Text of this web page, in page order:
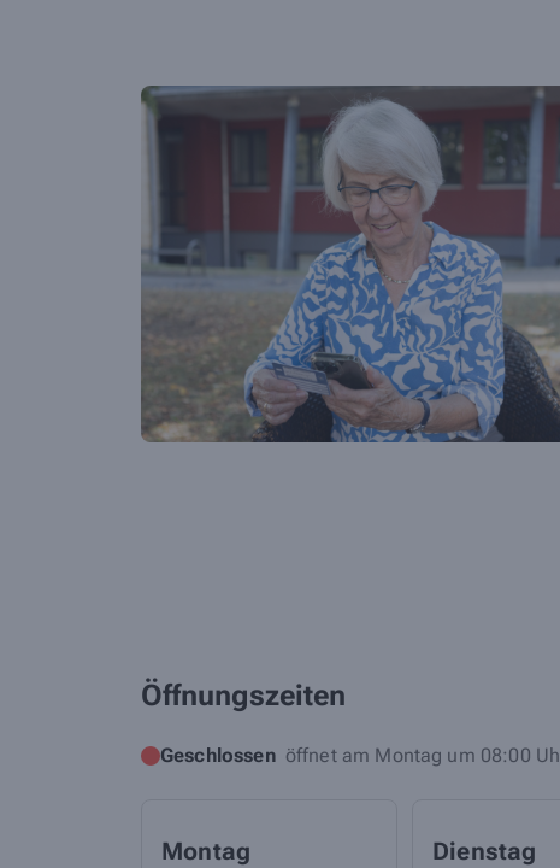
Öffnungszeiten
Geschlossen öffnet am Montag um 08:00
Montag Dienstag